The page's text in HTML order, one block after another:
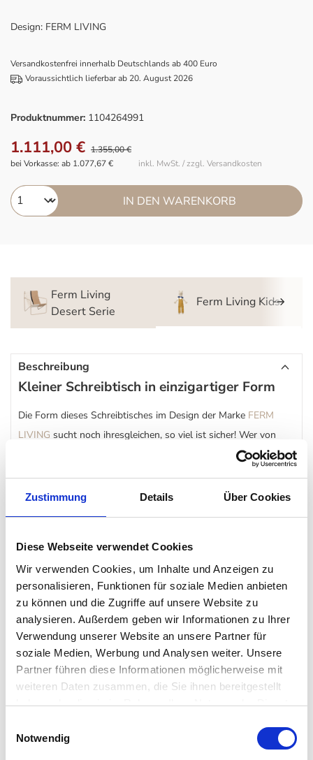
Zustimmung Details Über Cookies
Diese Webseite verwendet Cookies
Wir verwenden Cookies, um Inhalte und Anzeigen zu
personalisieren, Funktionen für soziale Medien anbieten
zu können und die Zugriffe auf unsere Website zu
analysieren. Außerdem geben wir Informationen zu Ihrer
Verwendung unserer Website an unsere Partner für
soziale Medien, Werbung und Analysen weiter. Unsere
Partner führen diese Informationen möglicherweise mit
weiteren Daten zusammen, die Sie ihnen bereitgestellt
haben oder die sie im Rahmen Ihrer Nutzung der Dienste
Datenschutzerklärung
Notwendig
Design: FERM LIVING
Versandkostenfrei innerhalb Deutschlands ab 400 Euro
Voraussichtlich lieferbar ab 20. August 2026
Produktnummer: 1104264991
1.111,00 € 1.355,00 €
inkl. MwSt. / zzgl. Versandkosten
bei Vorkasse: ab 1.077,67 €
IN DEN WARENKORB
Ferm Living
Desert Serie
Ferm Living Kids
Beschreibung
Kleiner Schreibtisch in einzigartiger Form
Die Form dieses Schreibtisches im Design der Marke FERM
LIVING sucht noch ihresgleichen, so viel ist sicher! Wer von
oben auf die Tischplatte blickt und weiß, dass das französische
gleich, wie eben diese zustande kommt. Denn die elliptisch-
organische Form sieht einer einzelnen Bohne tatsächlich sehr
geschwungenen Tischbeine sind dazu die perfekte Ergänzung.
Dazu kommt die wunderschöne, dunkelbraune Färbung des
Tischs, der aus dem Holz des Walnuss-Baums gefertigt wird.
In edel eingerichteten Büroräumen oder Schlafzimmern macht
er sich perfekt als kleiner, platzsparender Schreibtisch oder
auch als Kosmetiktisch.